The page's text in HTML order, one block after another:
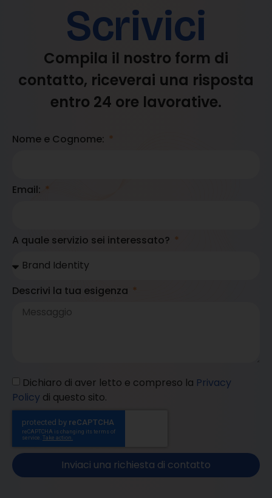
Scrivici
Compila il nostro form di
contatto, riceverai una risposta
entro 24 ore lavorative.
Nome e Cognome:
Email:
A quale servizio sei interessato?
Descrivi la tua esigenza
Dichiaro di aver letto e compreso la Privacy
Policy di questo sito.
Inviaci una richiesta di contatto